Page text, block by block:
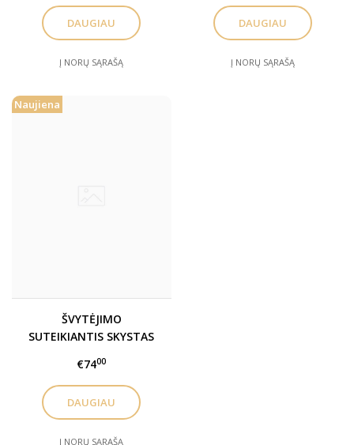
TARŠOS SPF 30 C-SHIELD
/ PROTECT+PREVENT C-
SHIELD ANTI-POLLUTION
MOISTURE TINT SPF 30
DAUGIAU
Į NORŲ SĄRAŠĄ
PROTECT+PREVENT OIL-
FREE TINTED PRIMER SPF
30
DAUGIAU
Į NORŲ SĄRAŠĄ
Naujiena
ŠVYTĖJIMO
SUTEIKIANTIS SKYSTAS
SPF 18 / LUMINOUS
LIQUID FOUNDATION SPF
18
€7400
DAUGIAU
Į NORŲ SĄRAŠĄ